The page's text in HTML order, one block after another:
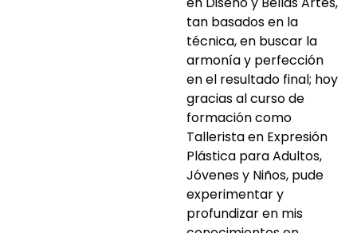
tan basados en la
técnica, en buscar la
armonía y perfección
en el resultado final; hoy
gracias al curso de
formación como
Tallerista en Expresión
Plástica para Adultos,
Jóvenes y Niños, pude
experimentar y
profundizar en mis